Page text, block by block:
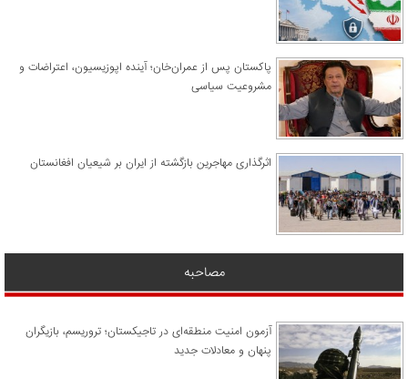
پاکستان پس از عمران‌خان؛ آینده اپوزیسیون، اعتراضات و
مشروعیت سیاسی
اثرگذاری مهاجرین بازگشته از ایران بر شیعیان افغانستان
مصاحبه
آزمون امنیت منطقه‌ای در تاجیکستان؛ تروریسم، بازیگران
پنهان و معادلات جدید